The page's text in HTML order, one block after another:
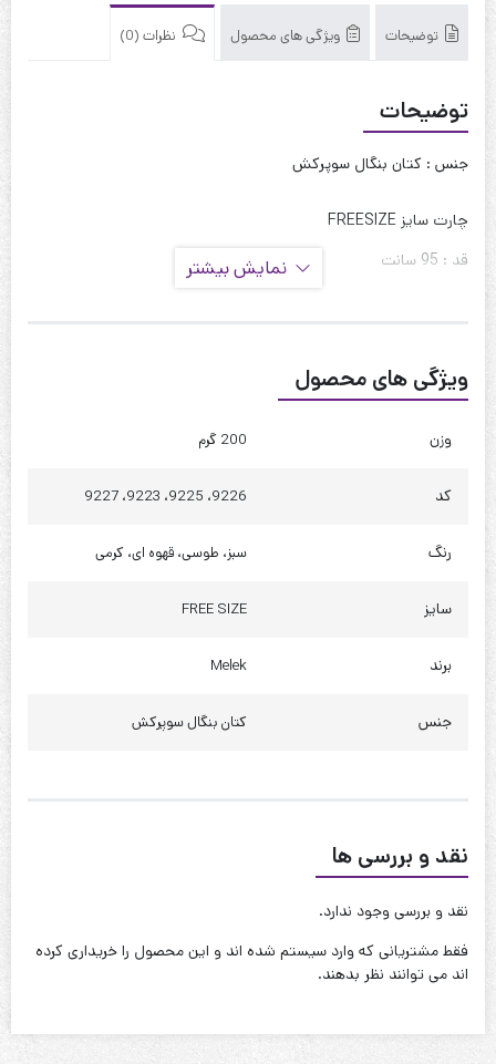
توضیحات ویژگی های محصول نظرات (0)
توضیحات
جنس : کتان بنگال سوپرکش
چارت سایز FREESIZE
قد : 95 سانت
کیفیت دوخت:عالی
قابل شستشو:دارد
نمایش بیشتر
ویژگی های محصول
وزن 200 گرم
کد 9226، 9225، 9223، 9227
رنگ سبز، طوسی، قهوه ای، کرمی
سایز FREE SIZE
برند Melek
جنس کتان بنگال سوپرکش
نقد و بررسی ها
نقد و بررسی وجود ندارد.
فقط مشتریانی که وارد سیستم شده اند و این محصول را خریداری کرده
اند می توانند نظر بدهند.